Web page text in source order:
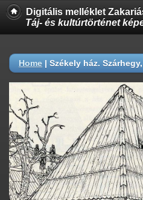
Digitális melléklet
Táj- és kultúrtörténet
Home | Székely ház.